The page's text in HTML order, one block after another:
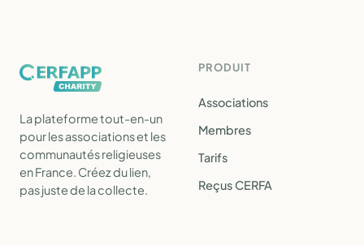
La plateforme tout-en-un
pour les associations et les
communautés religieuses
en France. Créez du lien,
pas juste de la collecte.
PRODUIT
Associations
Membres
Tarifs
Reçus CERFA